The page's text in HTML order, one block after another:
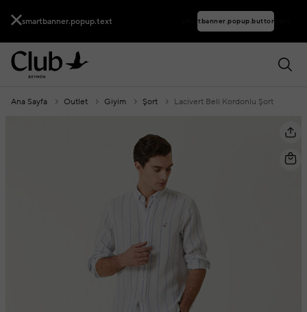
smartbanner.popup.text smartbanner.popup.buttontext
Ana Sayfa Outlet Giyim Şort Lacivert Beli Kordonlu Şort